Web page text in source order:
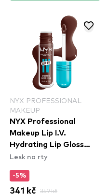
NYX PROFESSIONAL
MAKEUP
NYX Professional
Makeup Lip I.V.
Hydrating Lip Gloss
Stain - 05 Mocha Me
Lesk na rty
-5%
341 kč 359 kč